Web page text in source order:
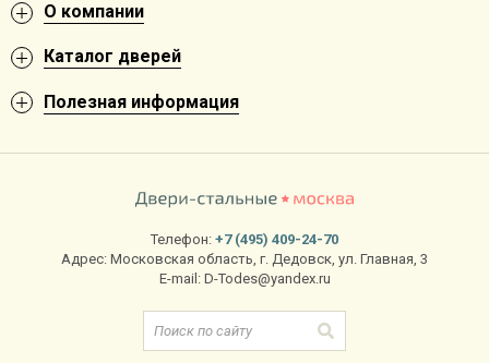
О компании
Каталог дверей
Полезная информация
Телефон: +7 (495) 409-24-70
Адрес: Московская область, г. Дедовск, ул. Главная, 3
E-mail: D-Todes@yandex.ru